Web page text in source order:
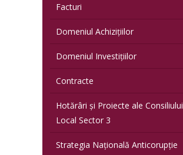
Facturi
Domeniul Achizițiilor
Domeniul Investițiilor
Contracte
Hotărâri și Proiecte ale Consiliului
Local Sector 3
Strategia Națională Anticorupție